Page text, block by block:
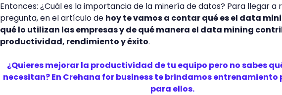
Entonces: ¿Cuál es la importancia de la minería de datos? Para llegar a
pregunta, en el artículo de hoy te vamos a contar qué es el data
qué lo utilizan las empresas y de qué manera el data mining
productividad, rendimiento y éxito.
¿Quieres mejorar la productividad de tu equipo pero no sabes
necesitan? En Crehana for business te brindamos
para ellos.